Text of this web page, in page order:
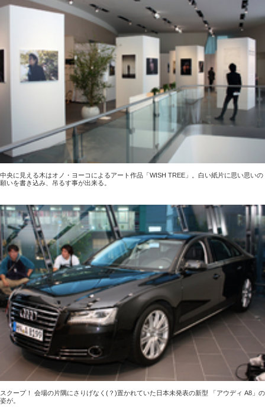
中央に見える木はオノ・ヨーコによるアート作品「WISH TREE」。白い紙片に思い思いの
願いを書き込み、吊るす事が出来る。
スクープ！ 会場の片隅にさりげなく(？)置かれていた日本未発表の新型 「アウディ A8」の
姿が。